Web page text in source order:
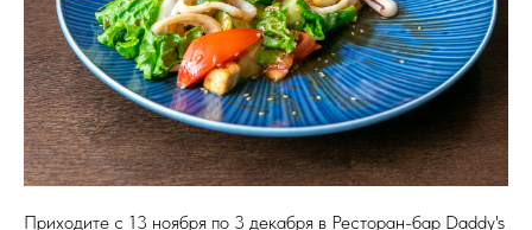
Приходите с 13 ноября по 3 декабря в Ресторан-бар Daddy's